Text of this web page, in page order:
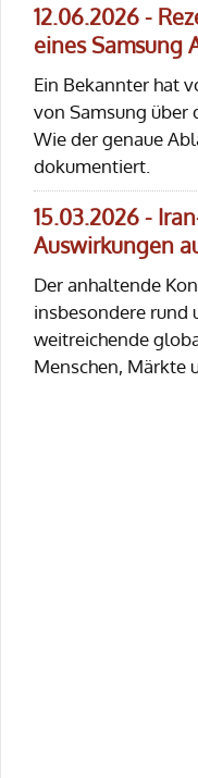
12.06.2026 -
eines Samsung
Ein Bekannter hat
von Samsung über
Wie der genaue
dokumentiert.
15.03.2026 -
Auswirkungen
Der anhaltende
insbesondere rund
weitreichende
Menschen, Märkte